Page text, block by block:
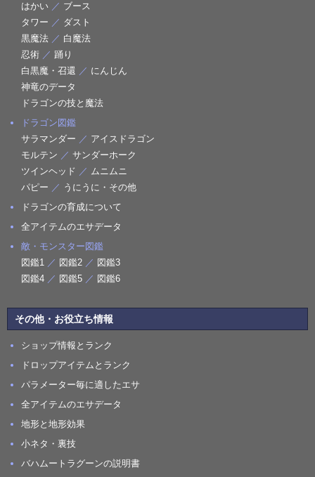
はかい ／ ブース
タワー ／ ダスト
黒魔法 ／ 白魔法
忍術 ／ 踊り
白黒魔・召還 ／ にんじん
神竜のデータ
ドラゴンの技と魔法
ドラゴン図鑑
サラマンダー ／ アイスドラゴン
モルテン ／ サンダーホーク
ツインヘッド ／ ムニムニ
パピー ／ うにうに・その他
ドラゴンの育成について
全アイテムのエサデータ
敵・モンスター図鑑
図鑑1 ／ 図鑑2 ／ 図鑑3
図鑑4 ／ 図鑑5 ／ 図鑑6
その他・お役立ち情報
ショップ情報とランク
ドロップアイテムとランク
パラメーター毎に適したエサ
全アイテムのエサデータ
地形と地形効果
小ネタ・裏技
バハムートラグーンの説明書